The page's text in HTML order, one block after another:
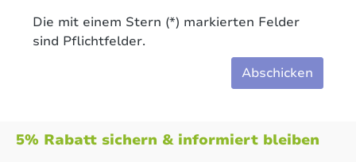
Die mit einem Stern (*) markierten Felder
sind Pflichtfelder.
Abschicken
5% Rabatt sichern & informiert bleiben